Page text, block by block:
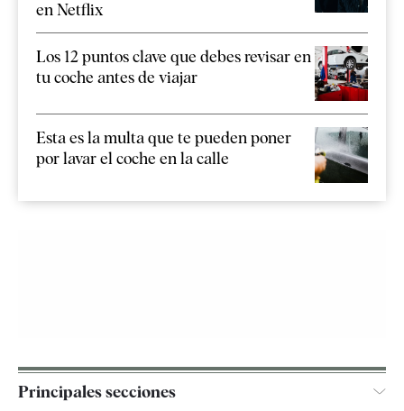
en Netflix
Los 12 puntos clave que debes revisar en
tu coche antes de viajar
Esta es la multa que te pueden poner
por lavar el coche en la calle
Principales secciones